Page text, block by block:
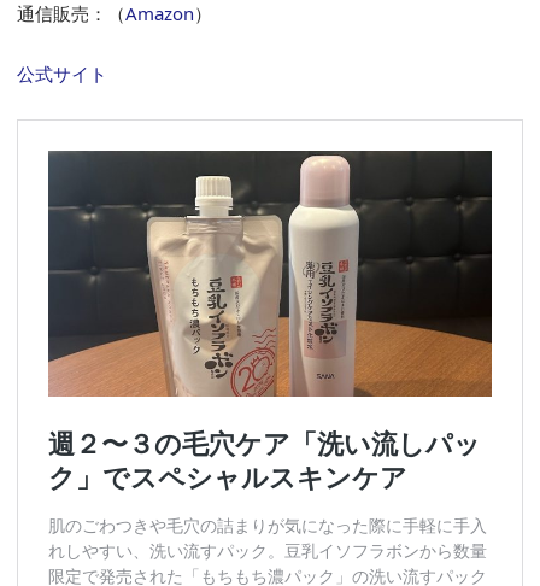
通信販売：（Amazon）
公式サイト